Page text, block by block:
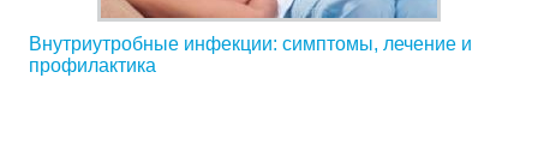
Внутриутробные инфекции: симптомы, лечение и
профилактика